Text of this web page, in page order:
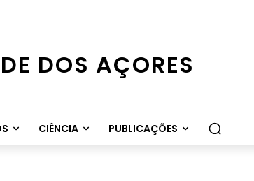
DOS AÇORES
CIÊNCIA PUBLICAÇÕES